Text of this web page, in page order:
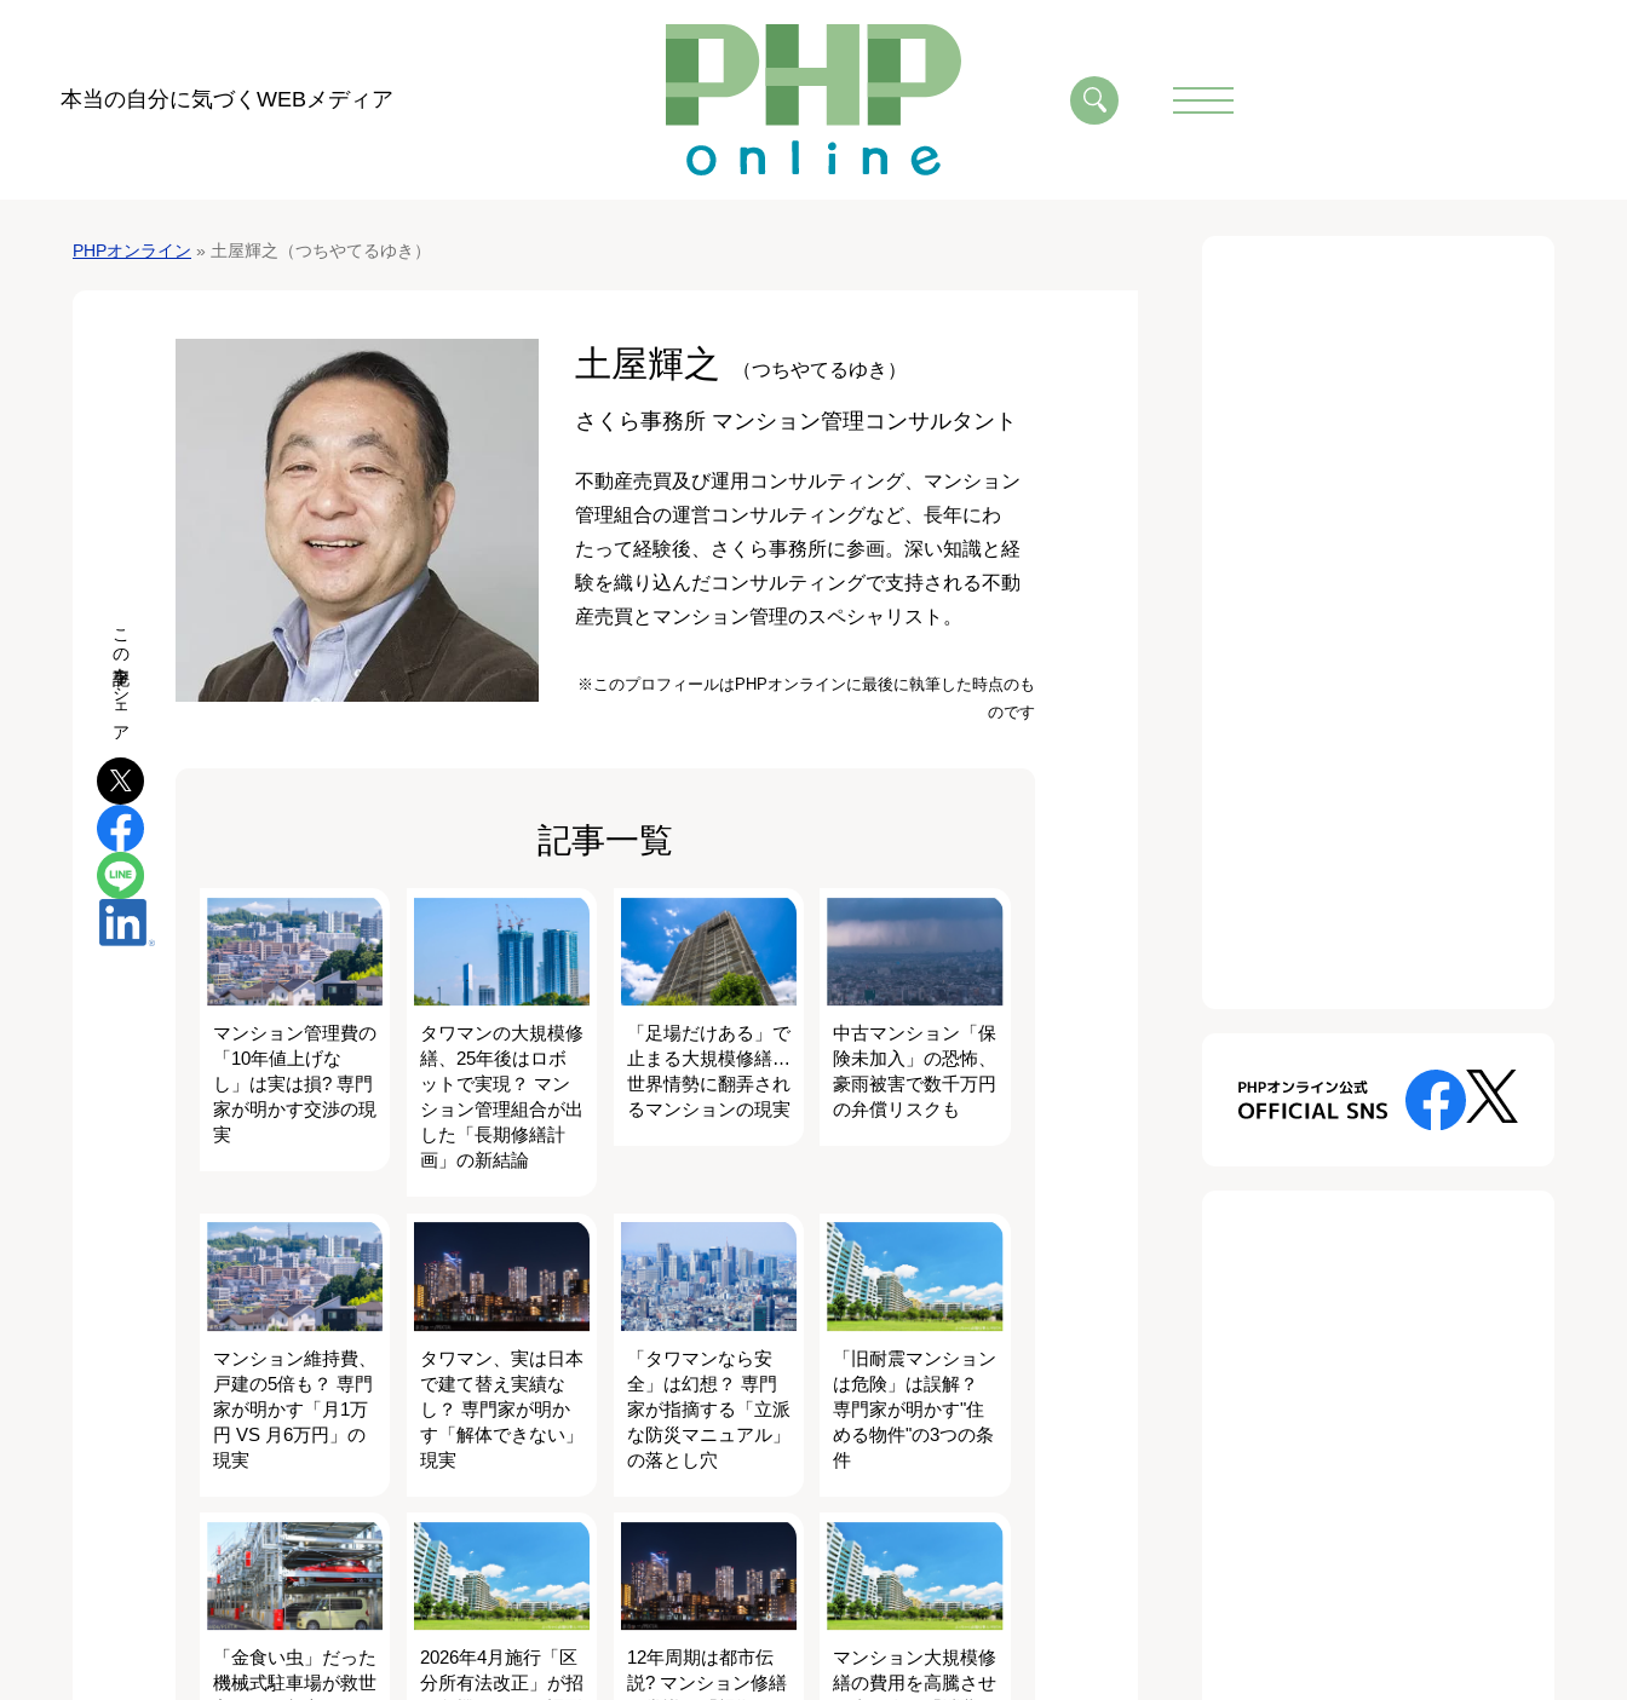
本当の自分に気づく WEBメディア
PHPオンライン » 土屋輝之（つちやてるゆき）
土屋輝之 （つちやてるゆき）
さくら事務所 マンション管理コンサルタント
不動産売買及び運用コンサルティング、マンション
管理組合の運営コンサルティングなど、長年にわ
たって経験後、さくら事務所に参画。深い知識と経
験を織り込んだコンサルティングで支持される不動
産売買とマンション管理のスペシャリスト。
※このプロフィールはPHPオンラインに最後に執筆した時点のも
のです
記事一覧
マンション管理費の
「10年値上げな
し」は実は損? 専門
家が明かす交渉の現
実
タワマンの大規模修
繕、25年後はロボ
ットで実現？ マン
ション管理組合が出
した「長期修繕計
画」の新結論
「足場だけある」で
止まる大規模修繕…
世界情勢に翻弄され
るマンションの現実
中古マンション「保
険未加入」の恐怖、
豪雨被害で数千万円
の弁償リスクも
マンション維持費、
戸建の5倍も？ 専門
家が明かす「月1万
円 VS 月6万円」の
現実
タワマン、実は日本
で建て替え実績な
し？ 専門家が明か
す「解体できない」
現実
「タワマンなら安
全」は幻想？ 専門
家が指摘する「立派
な防災マニュアル」
の落とし穴
「旧耐震マンション
は危険」は誤解？
専門家が明かす"住
める物件"の3つの条
件
「金食い虫」だった
機械式駐車場が救世
2026年4月施行「区
分所有法改正」が招
12年周期は都市伝
説? マンション修繕
マンション大規模修
繕の費用を高騰させ
この記事をシェア